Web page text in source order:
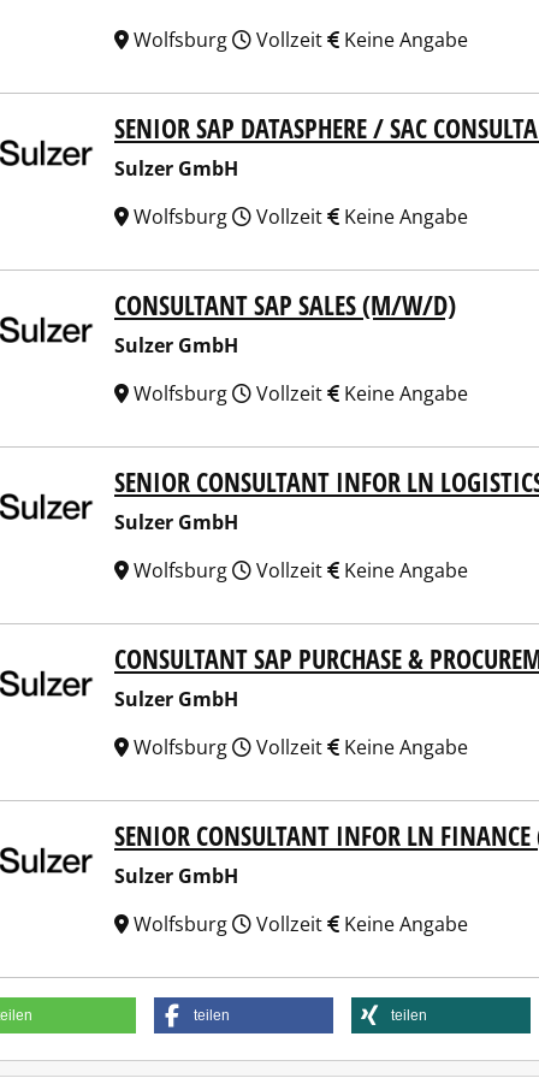
Wolfsburg
Vollzeit Keine Angabe
GmbH SENIOR SAP DATASPHERE / SAC
Sulzer GmbH
Wolfsburg
Vollzeit Keine Angabe
GmbH CONSULTANT SAP SALES (M/W/D)
Sulzer GmbH
Wolfsburg
Vollzeit Keine Angabe
GmbH SENIOR CONSULTANT INFOR LN
Sulzer GmbH
Wolfsburg
Vollzeit Keine Angabe
GmbH CONSULTANT SAP PURCHASE &
Sulzer GmbH
Wolfsburg
Vollzeit Keine Angabe
GmbH SENIOR CONSULTANT INFOR LN
Sulzer GmbH
Wolfsburg
Vollzeit Keine Angabe
teilen teilen